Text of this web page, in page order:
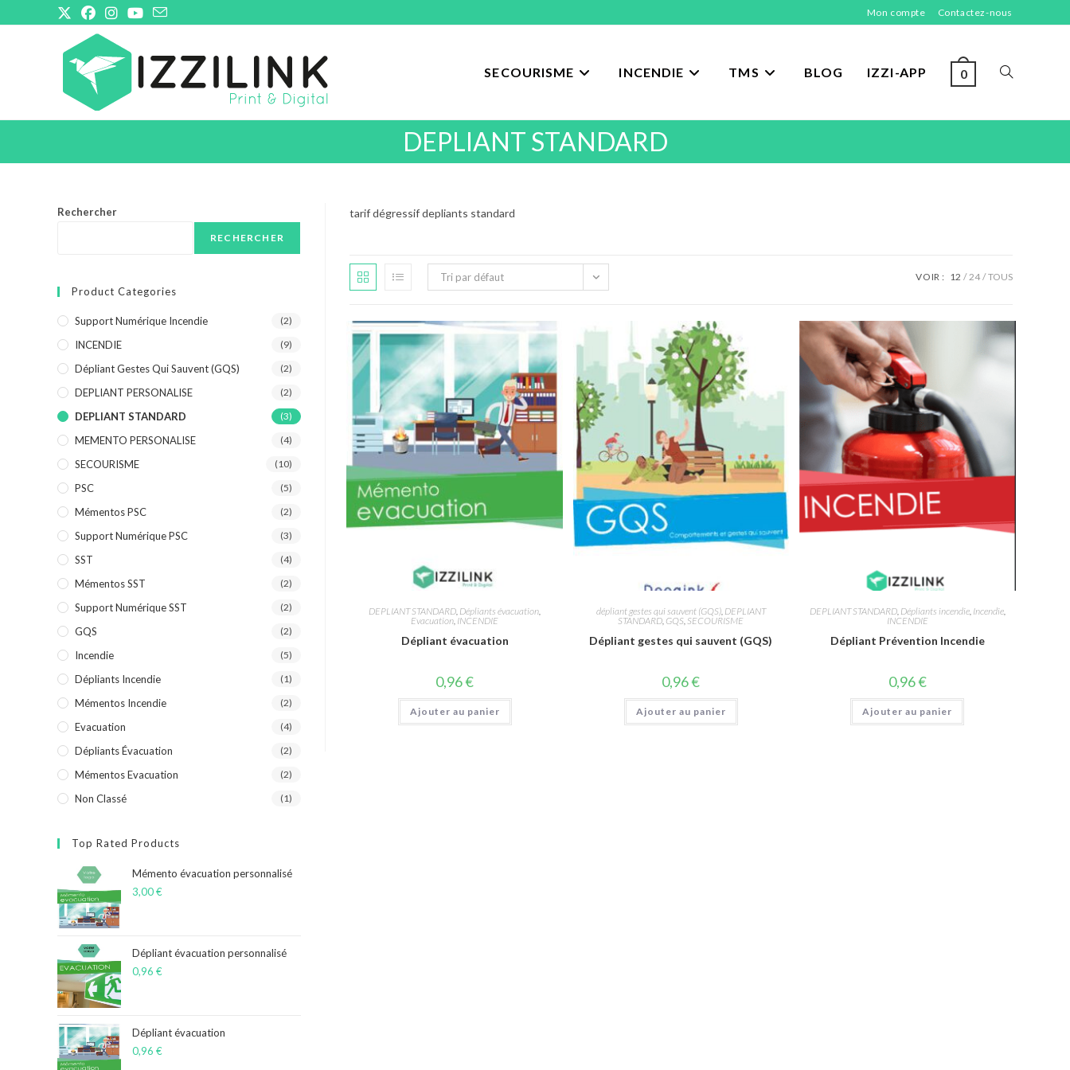
to
Mon compte Contactez-nous
SECOURISME INCENDIE TMS BLOG IZZI-APP 0 TOGGLE
DEPLIANT STANDARD
tarif dégressif depliants standard
Tri par défaut VOIR : 12 24 TOUS
DEPLIANT STANDARD, Dépliants évacuation,
Evacuation, INCENDIE
Dépliant évacuation
0,96€
Ajouter au panier
dépliant gestes qui sauvent (GQS), DEPLIANT
STANDARD, GQS, SECOURISME
Dépliant gestes qui sauvent (GQS)
0,96€
Ajouter au panier
DEPLIANT STANDARD, Dépliants incendie, Incendie,
INCENDIE
Dépliant Prévention Incendie
0,96€
Ajouter au panier
Rechercher
RECHERCHER
Product Categories
Support Numérique Incendie (2)
INCENDIE (9)
Dépliant Gestes Qui Sauvent (GQS) (2)
DEPLIANT PERSONALISE (2)
DEPLIANT STANDARD (3)
MEMENTO PERSONALISE (4)
SECOURISME (10)
PSC (5)
Mémentos PSC (2)
Support Numérique PSC (3)
SST (4)
Mémentos SST (2)
Support Numérique SST (2)
GQS (2)
Incendie (5)
Dépliants Incendie (1)
Mémentos Incendie (2)
Evacuation (4)
Dépliants Évacuation (2)
Mémentos Evacuation (2)
Non Classé (1)
Top Rated Products
Mémento évacuation personnalisé
3,00€
Dépliant évacuation personnalisé
0,96 €
Dépliant évacuation
0,96 €